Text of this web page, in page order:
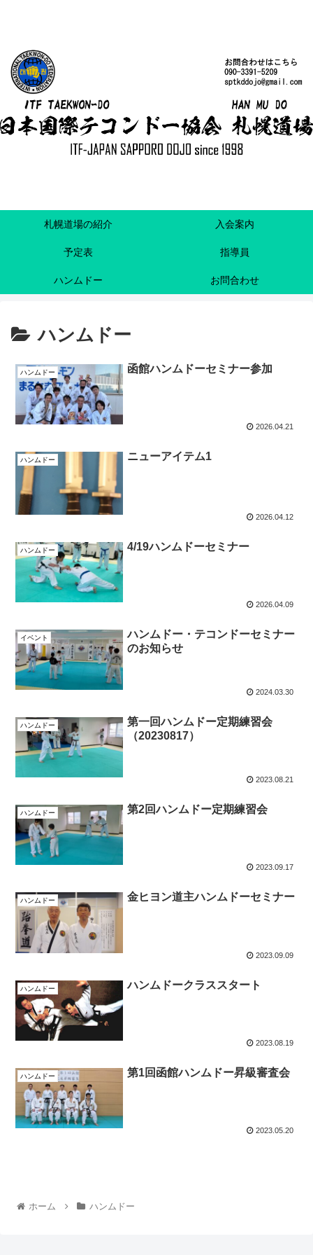
札幌道場の紹介 入会案内
予定表 指導員
ハンムドー お問合わせ
ハンムドー
ハンムドー 函館ハンムドーセミナー参加
2026.04.21
ハンムドー ニューアイテム1
2026.04.12
ハンムドー 4/19ハンムドーセミナー
2026.04.09
イベント
ハンムドー・テコンドーセミナー
のお知らせ
2024.03.30
ハンムドー
第一回ハンムドー定期練習会
（20230817）
2023.08.21
ハンムドー 第2回ハンムドー定期練習会
2023.09.17
ハンムドー 金ヒヨン道主ハンムドーセミナー
2023.09.09
ハンムドー ハンムドークラススタート
2023.08.19
ハンムドー 第1回函館ハンムドー昇級審査会
2023.05.20
ホーム ハンムドー